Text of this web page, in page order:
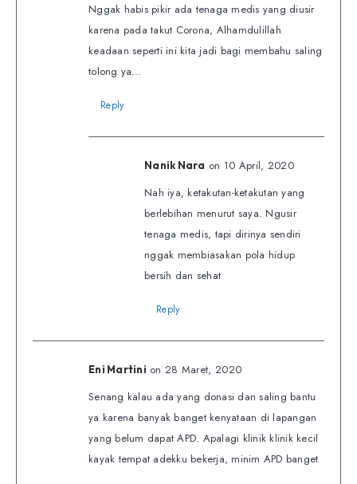
Nggak habis pikir ada tenaga medis yang diusir
karena pada takut Corona, Alhamdulillah
keadaan seperti ini kita jadi bagi membahu saling
tolong ya…
Reply
Nanik Nara on 10 April, 2020
Nah iya, ketakutan-ketakutan yang
berlebihan menurut saya. Ngusir
tenaga medis, tapi dirinya sendiri
nggak membiasakan pola hidup
bersih dan sehat
Reply
Eni Martini on 28 Maret, 2020
Senang kalau ada yang donasi dan saling bantu
ya karena banyak banget kenyataan di lapangan
yang belum dapat APD. Apalagi klinik klinik kecil
kayak tempat adekku bekerja, minim APD banget